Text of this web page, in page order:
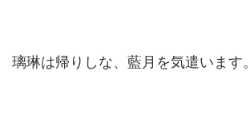
璃琳は帰りしな、藍月を気遣います。